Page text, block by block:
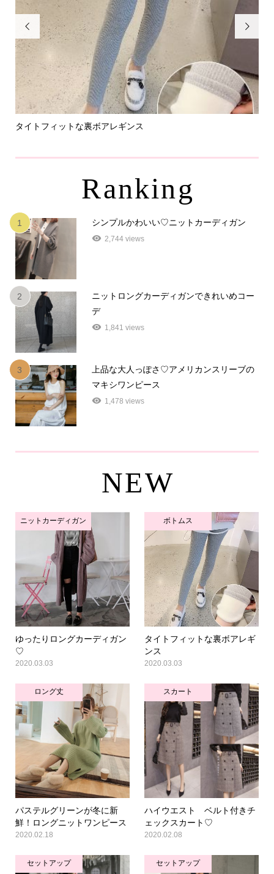

タイトフィットな裏ボアレギンス

Ranking
1 シンプルかわいい♡ニットカーディガン
2,744 views
2
ニットロングカーディガンできれいめコー
デ
1,841 views
3
上品な大人っぽさ♡アメリカンスリーブの
マキシワンピース
1,478 views
NEW
ニットカーディガン
ゆったりロングカーディガン
♡
2020.03.03
ボトムス
タイトフィットな裏ボアレギ
ンス
2020.03.03
ロング丈
パステルグリーンが冬に新
鮮！ロングニットワンピース
2020.02.18
スカート
ハイウエスト ベルト付きチ
ェックスカート♡
2020.02.08
セットアップ セットアップ